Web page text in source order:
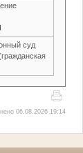
суд
06.08.2026 19:14